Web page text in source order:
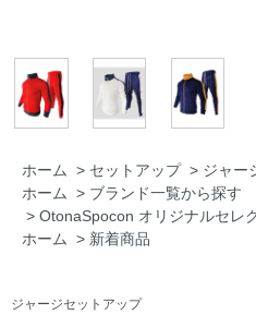
ホーム > セットアップ > ジャー
ホーム
> ブランド一覧から探す
> OtonaSpocon オリジナルセレ
ホーム
> 新着商品
ジャージセットアップ